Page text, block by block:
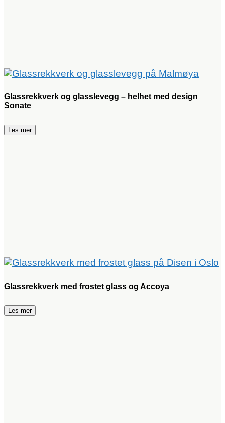
Glassrekkverk og glasslevegg – helhet med design
Sonate
Les mer
Glassrekkverk med frostet glass og Accoya
Les mer